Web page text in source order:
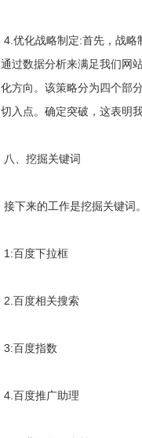
4.优化战略制定:首先，战
通过数据分析来满足我们网
化方向。该策略分为四个部
切入点。确定突破，这表明
八、挖掘关键词
接下来的工作是挖掘关键词
1:百度下拉框
2.百度相关搜索
3:百度指数
4.百度推广助理